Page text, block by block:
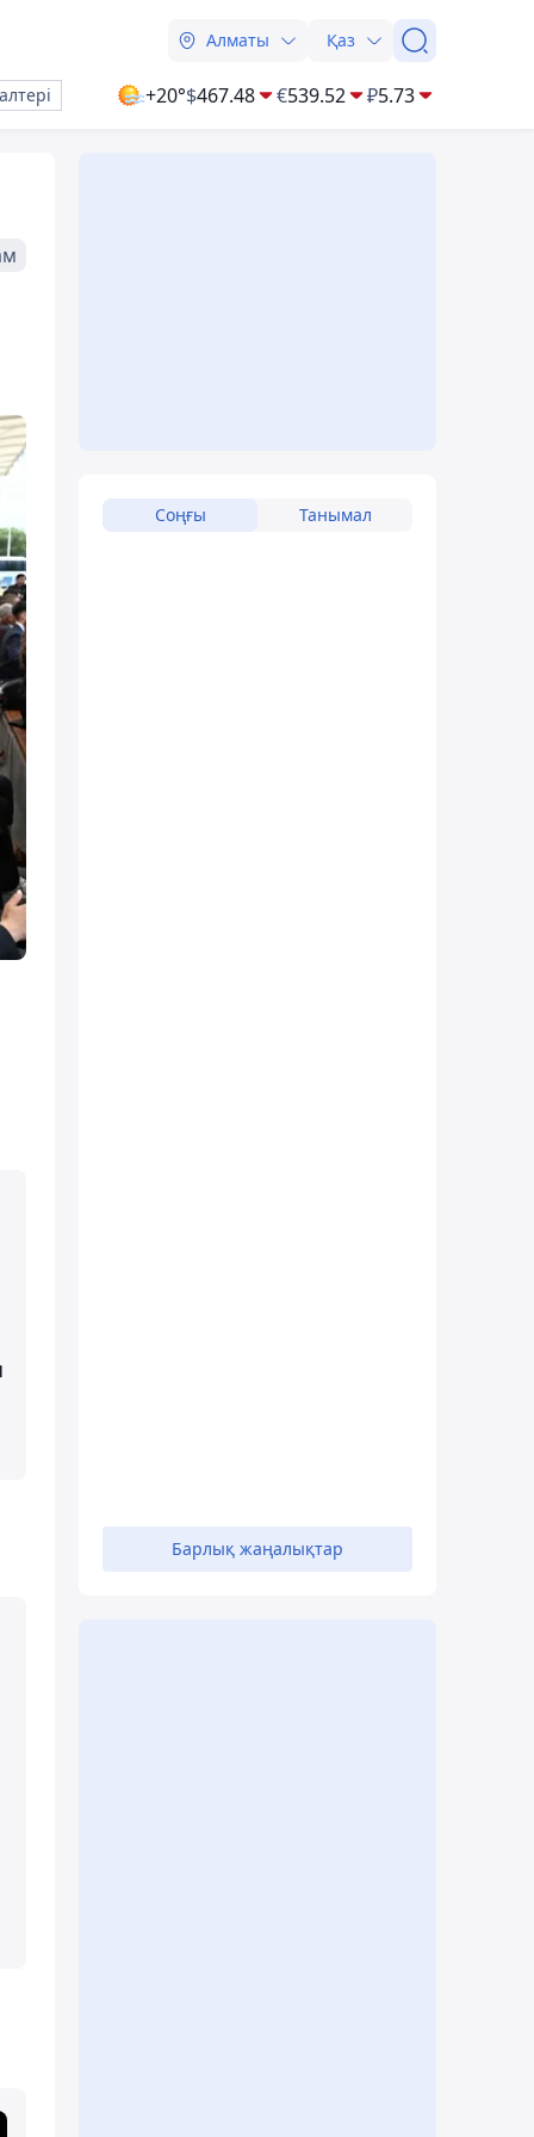
Алматы Қаз
+20°$467.48 €539.52 ₽5.73
Соңғы Танымал
Барлық жаңалықтар